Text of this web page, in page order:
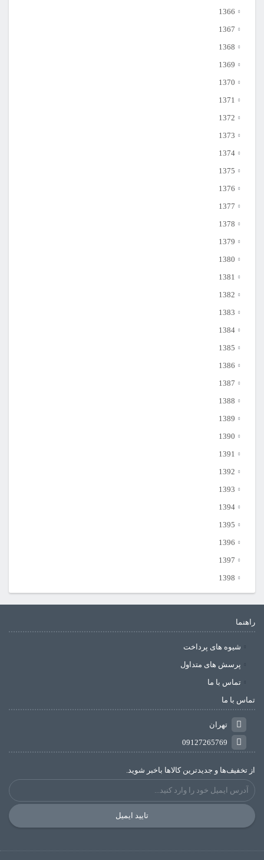
1366
1367
1368
1369
1370
1371
1372
1373
1374
1375
1376
1377
1378
1379
1380
1381
1382
1383
1384
1385
1386
1387
1388
1389
1390
1391
1392
1393
1394
1395
1396
1397
1398
راهنما
شیوه های پرداخت
پرسش های متداول
تماس با ما
تماس با ما
تهران
09127265769
از تخفیف‌ها و جدیدترین‌ کالاها باخبر شوید.
تایید ایمیل